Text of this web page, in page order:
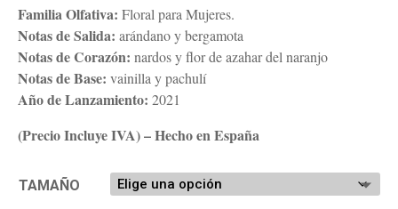
desde
$18.60
hasta
$45.38
Familia Olfativa: Floral para Mujeres.
Notas de Salida: arándano y bergamota
Notas de Corazón: nardos y flor de azahar del naranjo
Notas de Base: vainilla y pachulí
Año de Lanzamiento: 2021
(Precio Incluye IVA) – Hecho en España
TAMAÑO